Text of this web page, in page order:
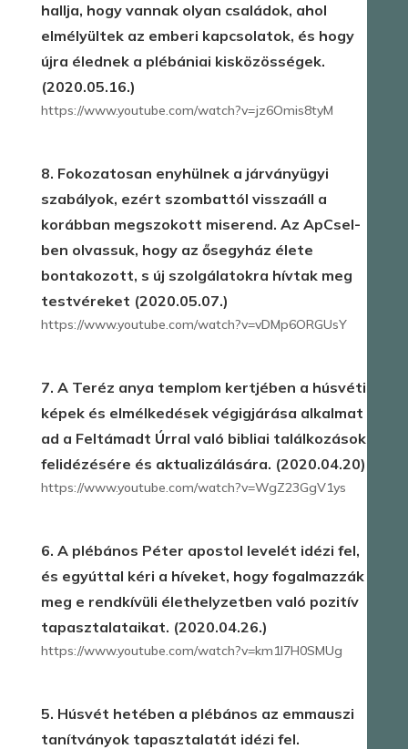
hallja, hogy vannak olyan családok, ahol
elmélyültek az emberi kapcsolatok, és hogy
újra élednek a plébániai kisközösségek.
(2020.05.16.)
https://www.youtube.com/watch?v=jz6Omis8tyM
8. Fokozatosan enyhülnek a járványügyi
szabályok, ezért szombattól visszaáll a
korábban megszokott miserend. Az ApCsel-
ben olvassuk, hogy az ősegyház élete
bontakozott, s új szolgálatokra hívtak meg
testvéreket (2020.05.07.)
https://www.youtube.com/watch?v=vDMp6ORGUsY
7. A Teréz anya templom kertjében a húsvéti
képek és elmélkedések végigjárása alkalmat
ad a Feltámadt Úrral való bibliai találkozások
felidézésére és aktualizálására. (2020.04.20)
https://www.youtube.com/watch?v=WgZ23GgV1ys
6. A plébános Péter apostol levelét idézi fel,
és egyúttal kéri a híveket, hogy fogalmazzák
meg e rendkívüli élethelyzetben való pozitív
tapasztalataikat. (2020.04.26.)
https://www.youtube.com/watch?v=km1I7H0SMUg
5. Húsvét hetében a plébános az emmauszi
tanítványok tapasztalatát idézi fel.